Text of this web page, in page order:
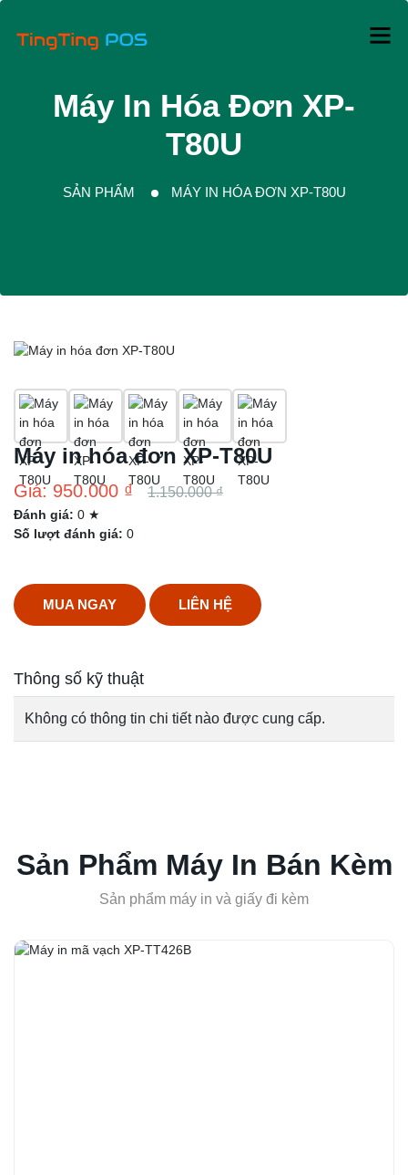
Máy In Hóa Đơn XP-
T80U
SẢN PHẨM MÁY IN HÓA ĐƠN XP-T80U
Máy in hóa đơn XP-T80U
Giá: 950.000 ₫ 1.150.000 ₫
Đánh giá: 0 ★
Số lượt đánh giá: 0
MUA NGAY LIÊN HỆ
Thông số kỹ thuật
Không có thông tin chi tiết nào được cung cấp.
Sản Phẩm Máy In Bán Kèm
Sản phẩm máy in và giấy đi kèm